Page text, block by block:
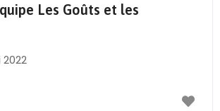
Les Goûts et les